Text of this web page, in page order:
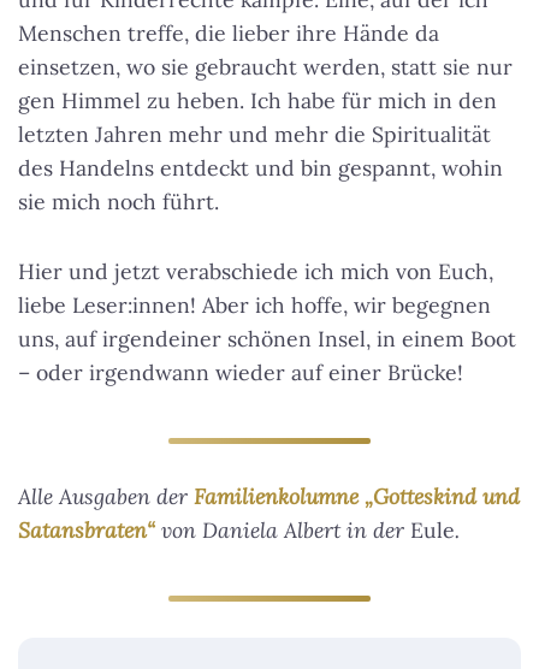
Menschen treffe, die lieber ihre Hände da
einsetzen, wo sie gebraucht werden, statt sie nur
gen Himmel zu heben. Ich habe für mich in den
letzten Jahren mehr und mehr die Spiritualität
des Handelns entdeckt und bin gespannt, wohin
sie mich noch führt.
Hier und jetzt verabschiede ich mich von Euch,
liebe Leser:innen! Aber ich hoffe, wir begegnen
uns, auf irgendeiner schönen Insel, in einem Boot
– oder irgendwann wieder auf einer Brücke!
Alle Ausgaben der Familienkolumne „Gotteskind und
Satansbraten“ von Daniela Albert in der Eule.